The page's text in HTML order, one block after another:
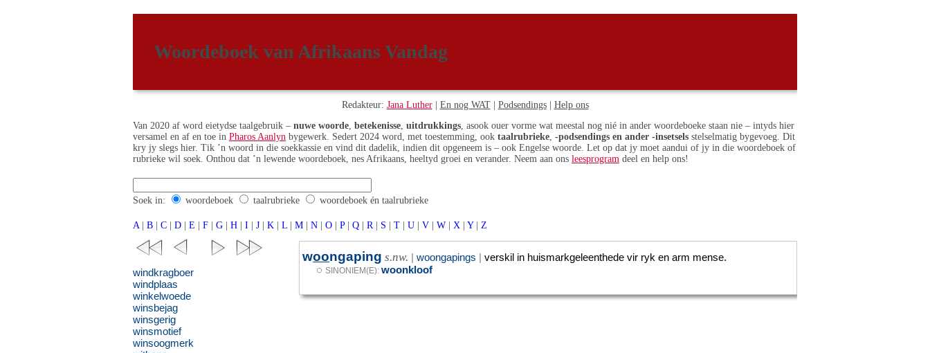
Woordeboek van Afrikaans Vandag
Redakteur: Jana Luther| En nog WAT| Podsendings| Help ons
Van 2020 af word eietydse taalgebruik – nuwe woorde betekenisse uitdrukkings , asook ouer vorme wat meestal nog nié in ander woordeboeke staan nie – intyds hier
versamel en af en toe in Pharos Aanlyn bygewerk. Sedert 2024 word, met toestemming, ook taalrubrieke -podsendings en ander -insetsels stelselmatig bygevoeg. Dit
kry jy slegs hier. Tik ’n woord in die soekkassie en vind dit dadelik, indien dit opgeneem is – ook Engelse woorde. Let op dat jy moet aandui of jy in die woordeboek of
rubrieke wil soek. Onthou dat ’n lewende woordeboek, nes Afrikaans, heeltyd groei en verander. Neem aan ons leesprogram deel en help ons!
Soek in: woordeboek taalrubrieke woordeboek én taalrubrieke
A | B | C | D | E | F | G | H | I | J | K | L | M | N | O | P | Q | R | S | T | U | V | W | X | Y | Z
woongaping s.nw. |woongapings | verskil in huismarkgeleenthede vir ryk en arm mense.
◌SINONIEM(E):woonkloof
windkragboer
windplaas
winkelwoede
winsbejag
winsgerig
winsmotief
winsoogmerk